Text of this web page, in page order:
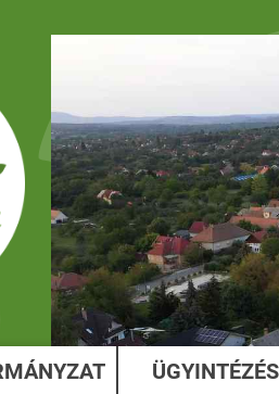
ÜGYINTÉZÉS